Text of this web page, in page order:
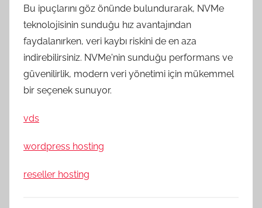
Bu ipuçlarını göz önünde bulundurarak, NVMe
teknolojisinin sunduğu hız avantajından
faydalanırken, veri kaybı riskini de en aza
indirebilirsiniz. NVMe'nin sunduğu performans ve
güvenilirlik, modern veri yönetimi için mükemmel
bir seçenek sunuyor.
vds
wordpress hosting
reseller hosting